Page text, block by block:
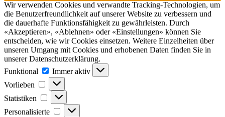
Wir verwenden Cookies und verwandte Tracking-Technologien, um
die Benutzerfreundlichkeit auf unserer Website zu verbessern und
die dauerhafte Funktionsfähig­keit zu gewährleisten. Durch
«Akzeptieren», «Ablehnen» oder «Einstellungen» können Sie
entscheiden, wie wir Cookies einsetzen. Weitere Einzelheiten über
unseren Umgang mit Cookies und erhobenen Daten finden Sie in
unserer Datenschutzerklärung.
Funktional
Funktional
Immer aktiv
Vorlieben
Vorlieben
Statistiken Statistiken
Personalisierte Personalisierte